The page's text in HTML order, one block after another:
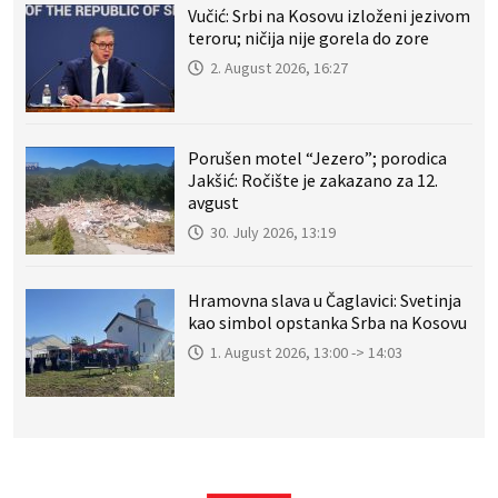
Vučić: Srbi na Kosovu izloženi jezivom
teroru; ničija nije gorela do zore
2. August 2026, 16:27
Porušen motel “Jezero”; porodica
Jakšić: Ročište je zakazano za 12.
avgust
30. July 2026, 13:19
Hramovna slava u Čaglavici: Svetinja
kao simbol opstanka Srba na Kosovu
1. August 2026, 13:00 -> 14:03